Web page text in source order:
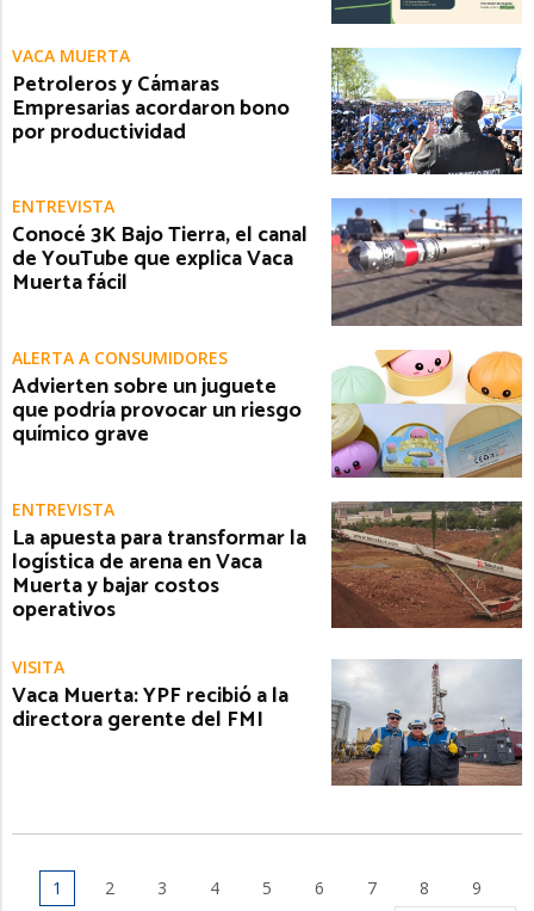
VACA MUERTA
Petroleros y Cámaras
Empresarias acordaron bono
por productividad
ENTREVISTA
Conocé 3K Bajo Tierra, el canal
de YouTube que explica Vaca
Muerta fácil
ALERTA A CONSUMIDORES
Advierten sobre un juguete
que podría provocar un riesgo
químico grave
ENTREVISTA
La apuesta para transformar la
logística de arena en Vaca
Muerta y bajar costos
operativos
VISITA
Vaca Muerta: YPF recibió a la
directora gerente del FMI
1 2 3 4 5 6 7 8
9